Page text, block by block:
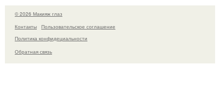
© 2026 Макияж глаз
Контакты
Пользовательское соглашение
Политика конфидециальности
Обратная связь